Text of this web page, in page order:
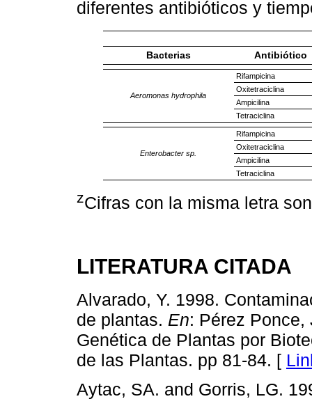
diferentes antibióticos y
Bacterias Antibiótico
Aeromonas hydrophila
Rifampicina
Oxitetraciclina
Ampicilina
Tetraciclina
Enterobacter sp.
Rifampicina
Oxitetraciclina
Ampicilina
Tetraciclina
zCifras con la misma letra
LITERATURA CITADA
Alvarado, Y. 1998.
de plantas. En: Pérez Ponce,
Genética de Plantas por
de las Plantas. pp 81-84. [
Aytac, SA. and Gorris, LG.